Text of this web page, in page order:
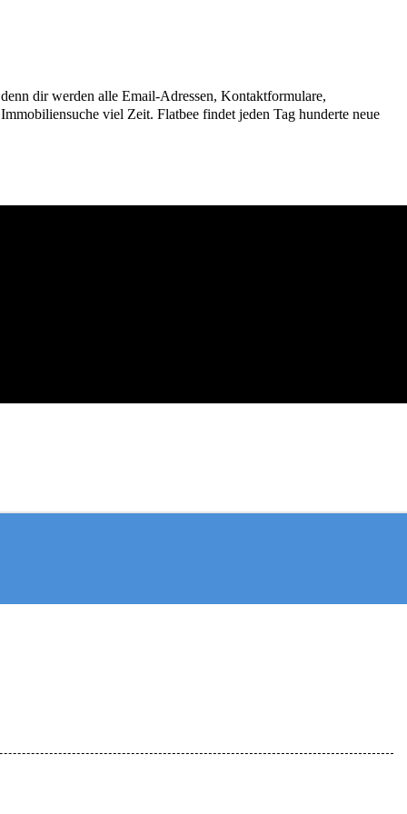
dir werden alle Email-Adressen, Kontaktformulare,
viel Zeit. Flatbee findet jeden Tag hunderte neue